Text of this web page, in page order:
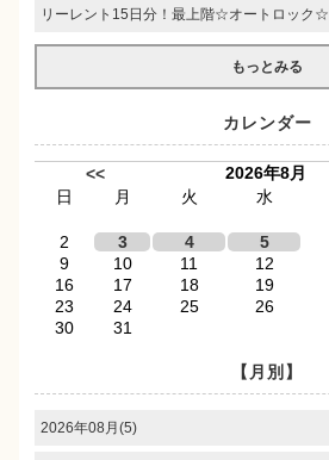
リーレント15日分！最上階☆オートロック☆
もっとみる
カレンダー
<<
2026年8月
日
月 火 水
2
3 4 5
9
10 11 12
16
17 18 19
23
24 25 26
30
31
【月別】
2026年08月(5)